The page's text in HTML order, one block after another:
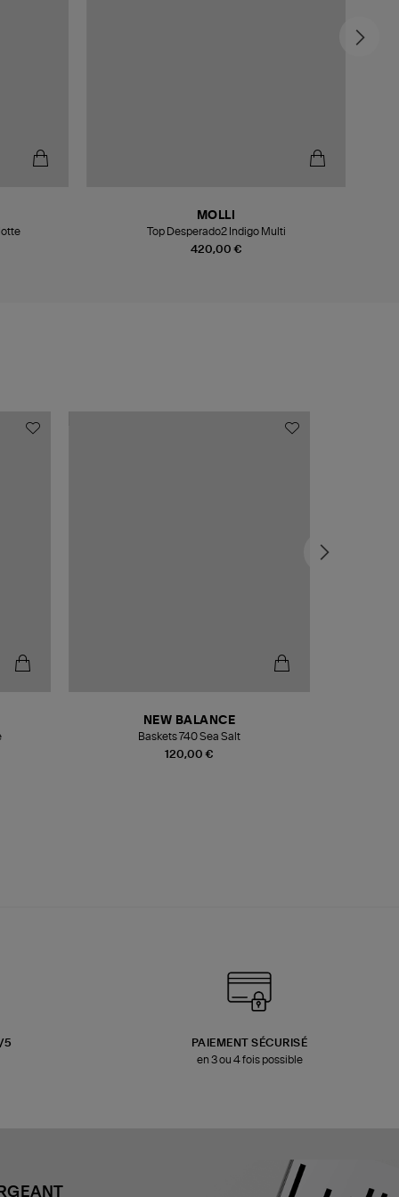
420,00 €
MOLLI
Top Desperado2 Indigo Multi
120,00 €
NEW BALANCE
Baskets 740 Sea Salt
5
PAIEMENT SÉCURISÉ
en 3 ou 4 fois possible